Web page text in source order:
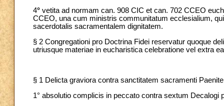
4° vetita ad normam can. 908 CIC et can. 702 CCEO
CCEO, una cum ministris communitatum ecclesialium,
sacerdotalis sacramentalem dignitatem.
§ 2 Congregationi pro Doctrina Fidei reservatur quoque
utriusque materiae in eucharistica celebratione vel extra
§ 1 Delicta graviora contra sanctitatem sacramenti
1° absolutio complicis in peccato contra sextum